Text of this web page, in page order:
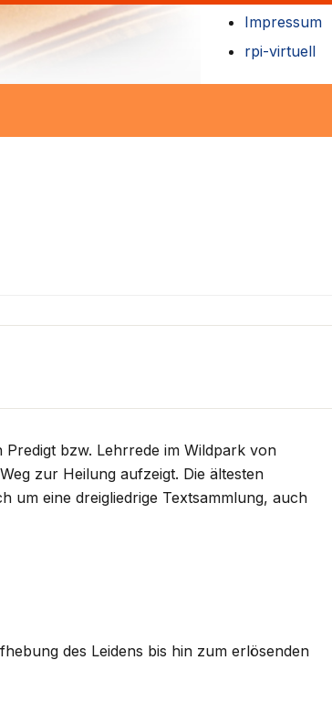
Impressum
rpi-virtuell
bzw. Lehrrede im Wildpark von
zur Heilung aufzeigt. Die ältesten
um eine dreigliedrige Textsammlung, auch
des Leidens bis hin zum erlösenden